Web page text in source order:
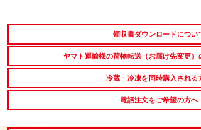
領収書ダウンロードについ
ヤマト運輸様の荷物転送（お届け先変更）
冷蔵・冷凍を同時購入される
電話注文をご希望の方へ